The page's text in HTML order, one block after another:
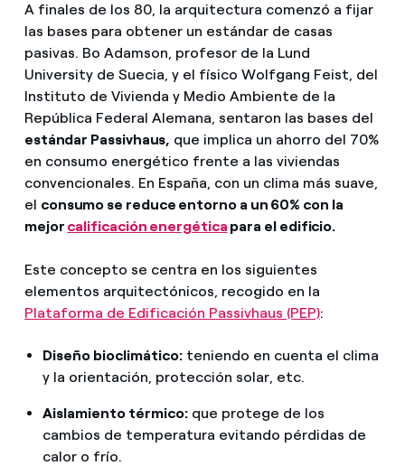
A finales de los 80, la arquitectura comenzó a fijar
las bases para obtener un estándar de casas
pasivas. Bo Adamson, profesor de la Lund
University de Suecia, y el físico Wolfgang Feist, del
Instituto de Vivienda y Medio Ambiente de la
República Federal Alemana, sentaron las bases del
estándar Passivhaus, que implica un ahorro del 70%
en consumo energético frente a las viviendas
convencionales. En España, con un clima más suave,
el consumo se reduce entorno a un 60% con la
mejor calificación energética para el edificio.
Este concepto se centra en los siguientes
elementos arquitectónicos, recogido en la
Plataforma de Edificación Passivhaus (PEP):
Diseño bioclimático:teniendo en cuenta el clima
y la orientación, protección solar, etc.
Aislamiento térmico:que protege de los
cambios de temperatura evitando pérdidas de
calor o frío.